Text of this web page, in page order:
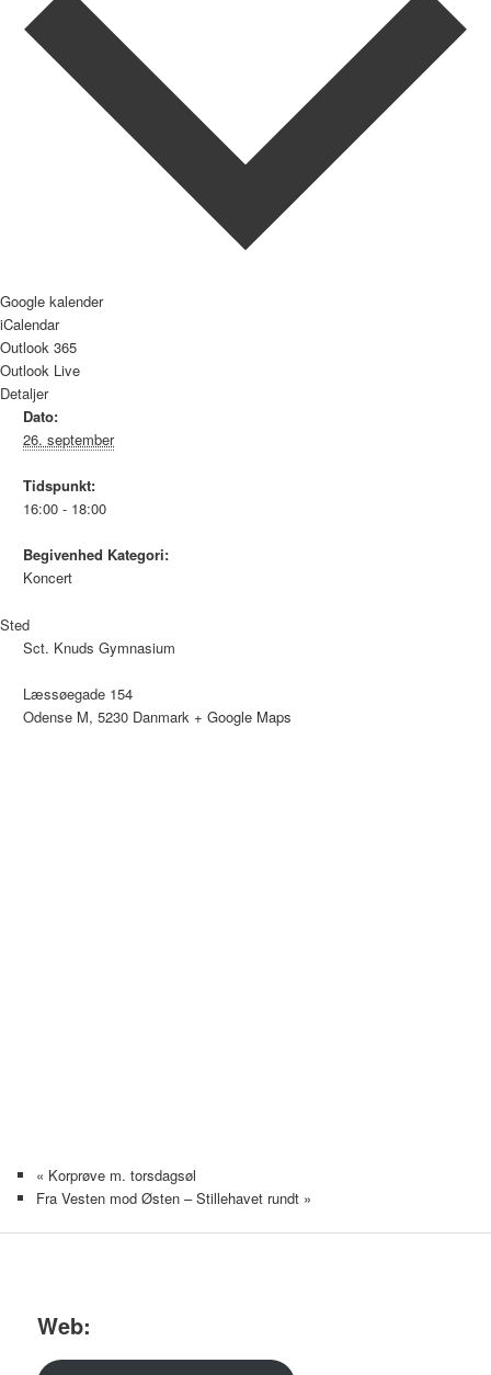
Google kalender
iCalendar
Outlook 365
Outlook Live
Detaljer
Dato:
26. september
Tidspunkt:
16:00 - 18:00
Begivenhed Kategori:
Koncert
Sted
Sct. Knuds Gymnasium
Læssøegade 154
Odense M, 5230 Danmark + Google Maps
« Korprøve m. torsdagsøl
Fra Vesten mod Østen – Stillehavet rundt »
Web: